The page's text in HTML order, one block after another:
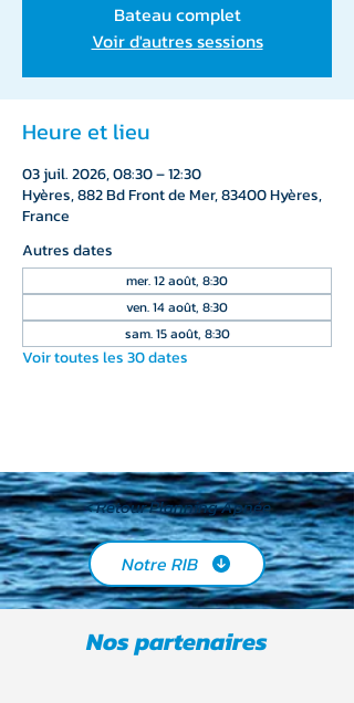
Bateau complet
Voir d'autres sessions
Heure et lieu
03 juil. 2026, 08:30 – 12:30
Hyères, 882 Bd Front de Mer, 83400 Hyères,
France
Autres dates
mer. 12 août, 8:30
ven. 14 août, 8:30
sam. 15 août, 8:30
Voir toutes les 30 dates
< Retour Planning Apnée
Notre RIB
Nos partenaires